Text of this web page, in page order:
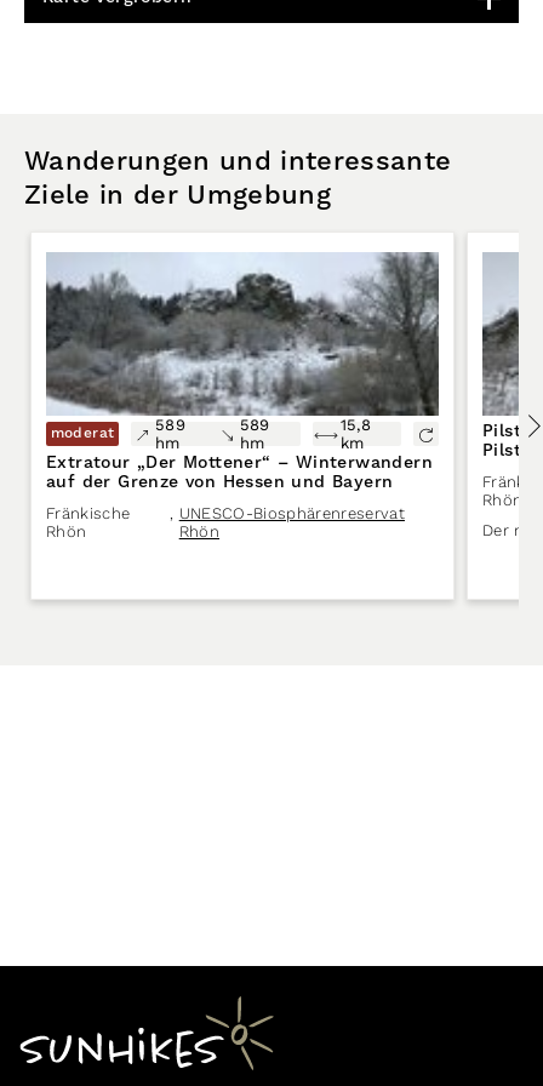
Wanderungen und interessante
Ziele in der Umgebung
moderat
589
hm
589
hm
15,8
km
Extratour „Der Mottener“ – Winterwandern
auf der Grenze von Hessen und Bayern
Fränkische
Rhön
, UNESCO-Biosphärenreservat
Rhön
Rhön
Der